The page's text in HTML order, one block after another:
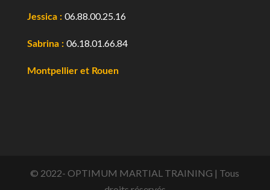
Jessica : 06.88.00.25.16
Sabrina : 06.18.01.66.84
Montpellier et Rouen
© 2022- OPTIMUM MARTIAL TRAINING | Tous